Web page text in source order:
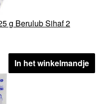
g Berulub Sihaf 2
In het winkelmandje